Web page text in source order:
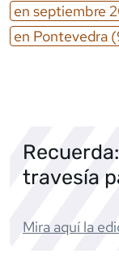
en septiembre
en Pontevedra
travesía
Mira aquí la